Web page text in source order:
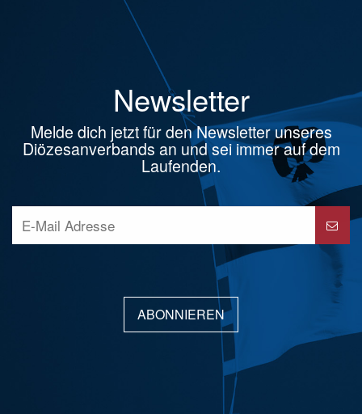
Newsletter
Melde dich jetzt für den Newsletter unseres
Diözesanverbands an und sei immer auf dem
Laufenden.
ABONNIEREN